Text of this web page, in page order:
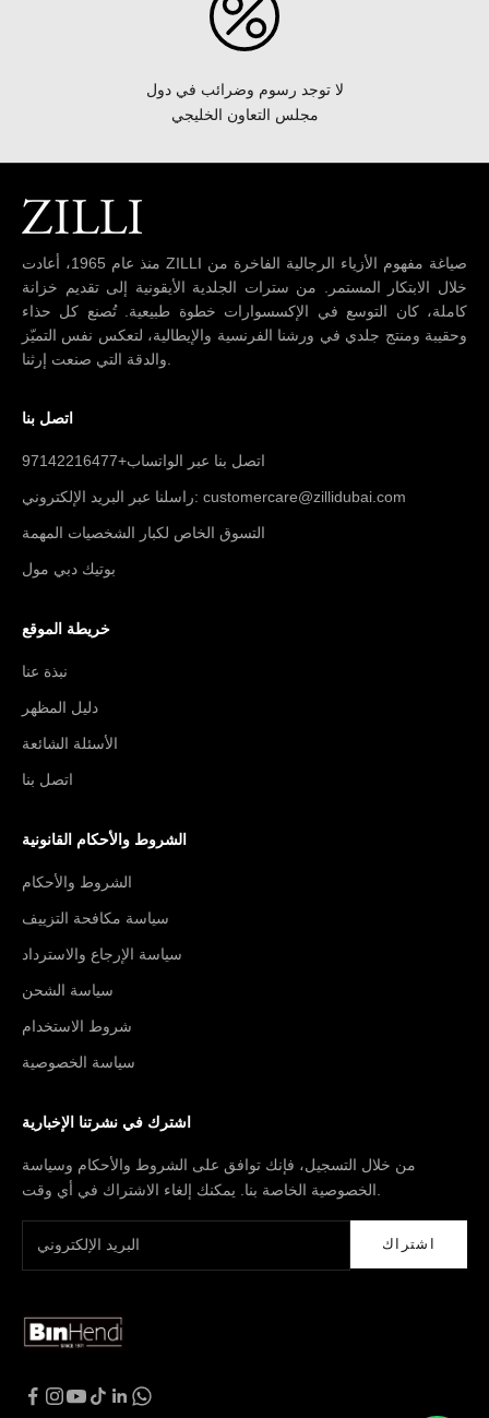
لا توجد رسوم وضرائب في دول
مجلس التعاون الخليجي
منذ عام 1965، أعادت ZILLI صياغة مفهوم الأزياء الرجالية الفاخرة من
خلال الابتكار المستمر. من سترات الجلدية الأيقونية إلى تقديم خزانة
كاملة، كان التوسع في الإكسسوارات خطوة طبيعية. تُصنع كل حذاء
وحقيبة ومنتج جلدي في ورشنا الفرنسية والإيطالية، لتعكس نفس التميّز
اتصل بنا
اتصل بنا عبر الواتساب+97142216477
راسلنا عبر البريد الإلكتروني: customercare@zillidubai.com
التسوق الخاص لكبار الشخصيات المهمة
بوتيك دبي مول
خريطة الموقع
نبذة عنا
دليل المظهر
الأسئلة الشائعة
اتصل بنا
الشروط والأحكام القانونية
الشروط والأحكام
سياسة مكافحة التزييف
سياسة الإرجاع والاسترداد
سياسة الشحن
شروط الاستخدام
سياسة الخصوصية
اشترك في نشرتنا الإخبارية
من خلال التسجيل، فإنك توافق على الشروط والأحكام وسياسة
اشتراك